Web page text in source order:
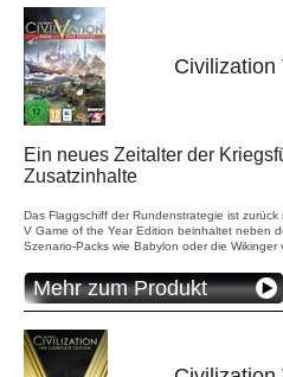
Civilization
Ein neues Zeitalter der
Zusatzinhalte
Das Flaggschiff der Rundenstrategie ist
V Game of the Year Edition beinhaltet neben
Szenario-Packs wie Babylon oder die Wikinger
Mehr zum Produkt